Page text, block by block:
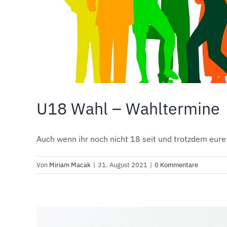
U18 Wahl – Wahltermine
Auch wenn ihr noch nicht 18 seit und trotzdem
Von Miriam Macak | 31. August 2021 | 0 Kommentare